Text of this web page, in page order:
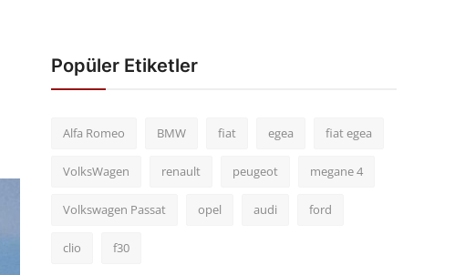
Popüler Etiketler
Alfa Romeo BMW fiat egea fiat egea
VolksWagen renault peugeot megane 4
Volkswagen Passat opel audi ford
clio f30